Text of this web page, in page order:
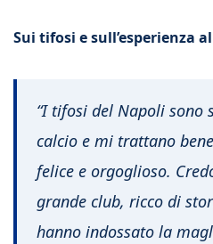
Sui tifosi e sull’esperienza
“I tifosi del Napoli sono
calcio e mi trattano
felice e orgoglioso.
grande club, ricco di
hanno indossato la